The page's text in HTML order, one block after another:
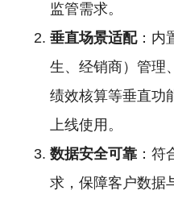
监管需求。
垂直场景适配：内
生、经销商）管理
绩效核算等垂直功
上线使用。
数据安全可靠 ：
求，保障客户数据